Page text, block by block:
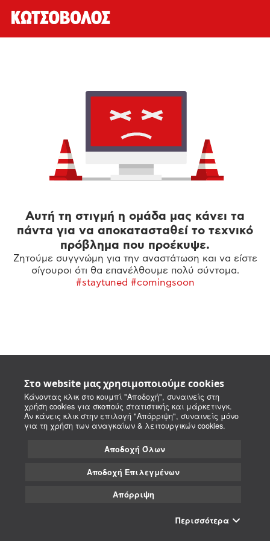
Στο website μας χρησιμοποιούμε cookies
Κάνοντας κλικ στο κουμπί "Αποδοχή", συναινείς στη
χρήση cookies για σκοπούς στατιστικής και μάρκετινγκ.
Αν κάνεις κλικ στην επιλογή "Απόρριψη", συναινείς μόνο
για τη χρήση των αναγκαίων & λειτουργικών cookies.
Αποδοχή Όλων
Αποδοχή Επιλεγμένων
Απόρριψη
Περισσότερα
Αυτή τη στιγμή η ομάδα μας κάνει τα
πάντα για να αποκατασταθεί το τεχνικό
πρόβλημα που προέκυψε.
Ζητούμε συγγνώμη για την αναστάτωση και να είστε
σίγουροι ότι θα επανέλθουμε πολύ σύντομα.
#staytuned #comingsoon